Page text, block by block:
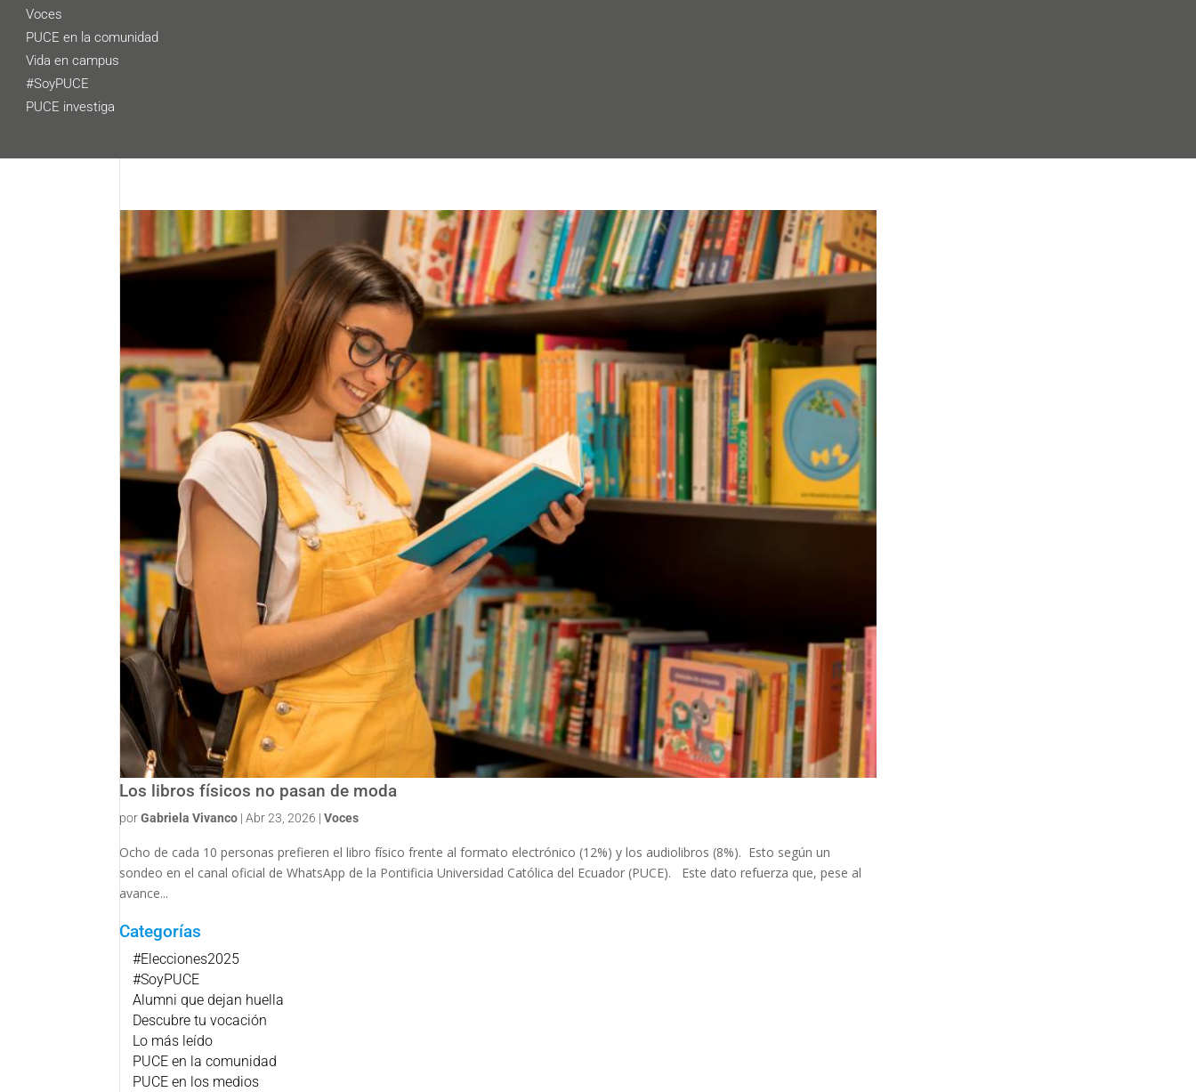
Voces
PUCE en la comunidad
Vida en campus
#SoyPUCE
PUCE investiga
Los libros físicos no pasan de moda
porGabriela Vivanco |Abr 23, 2026 |Voces
Ocho de cada 10 personas prefieren el libro físico frente al formato electrónico (12%) y los audiolibros (8%). Esto según un
sondeo en el canal oficial de WhatsApp de la Pontificia Universidad Católica del Ecuador (PUCE). Este dato refuerza que, pese al
avance...
Categorías
#Elecciones2025
#SoyPUCE
Alumni que dejan huella
Descubre tu vocación
Lo más leído
PUCE en la comunidad
PUCE en los medios